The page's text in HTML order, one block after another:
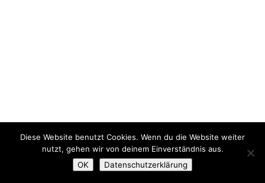
Diese Website benutzt Cookies. Wenn du die Website weiter
nutzt, gehen wir von deinem Einverständnis aus.
OK
Datenschutzerklärung